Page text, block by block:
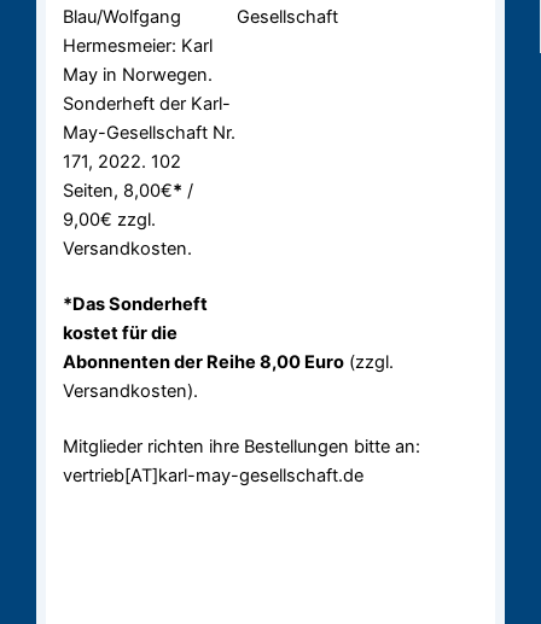
Blau/Wolfgang
Hermesmeier: Karl
May in Norwegen.
Sonderheft der Karl-
May-Gesellschaft Nr.
171, 2022. 102
Seiten, 8,00€* /
9,00€ zzgl.
Versandkosten.
*Das Sonderheft
kostet für die
Abonnenten der Reihe 8,00 Euro (zzgl.
Versandkosten).
Mitglieder richten ihre Bestellungen bitte an:
vertrieb[AT]karl-may-gesellschaft.de